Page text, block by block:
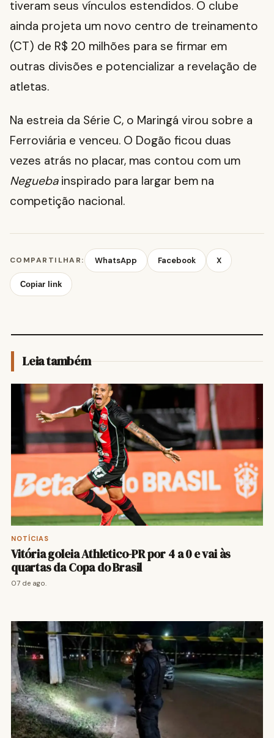
tiveram seus vínculos estendidos. O clube
ainda projeta um novo centro de treinamento
(CT) de R$ 20 milhões para se firmar em
outras divisões e potencializar a revelação de
atletas.
Na estreia da Série C, o Maringá virou sobre a
Ferroviária e venceu. O Dogão ficou duas
vezes atrás no placar, mas contou com um
Neguebainspirado para largar bem na
competição nacional.
COMPARTILHAR: WhatsApp Facebook X
Copiar link
Leia também
NOTÍCIAS
Vitória goleia Athletico-PR por 4 a 0 e vai às
quartas da Copa do Brasil
07 de ago.